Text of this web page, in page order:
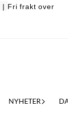
Fri frakt over
NYHETER